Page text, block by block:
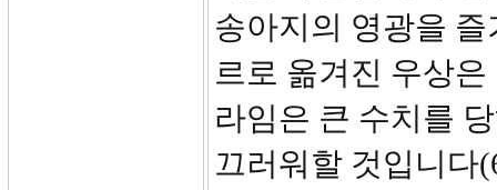
송아지의 영광을
르로 옮겨진 우상
라임은 큰 수치를
끄러워할 것입니다